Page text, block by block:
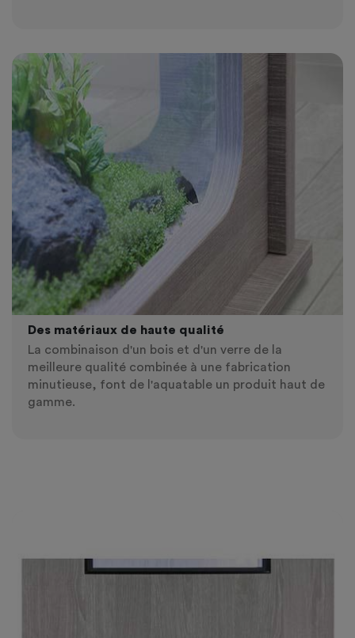
Des matériaux de haute qualité
La combinaison d'un bois et d'un verre de la
meilleure qualité combinée à une fabrication
minutieuse, font de l'aquatable un produit haut de
gamme.